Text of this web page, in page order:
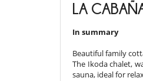
LA
In summary
Beautiful family
The Ikoda chalet,
sauna, ideal for